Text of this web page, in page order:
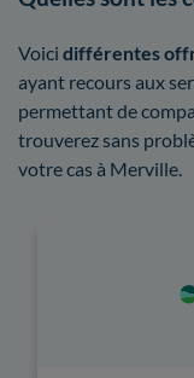
Voici différentes
ayant recours aux
permettant de
trouverez sans
votre cas à Merville.